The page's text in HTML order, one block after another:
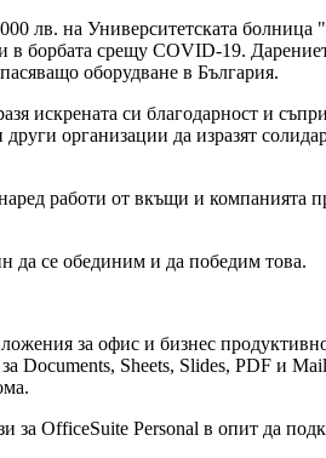
лв. на Университетската
борбата срещу COVID-19.
оборудване в България.
искрената си благодарност и
организации да изразят
работи от вкъщи и компанията
да се обединим и да победим това.
за офис и бизнес
Documents, Sheets, Slides, PDF и
за OfficeSuite Personal в опит да